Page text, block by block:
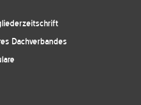
Dachverbandes